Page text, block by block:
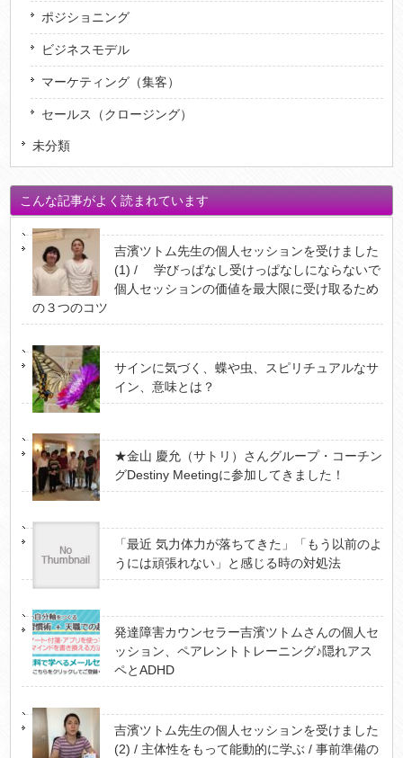
ポジショニング
ビジネスモデル
マーケティング（集客）
セールス（クロージング）
未分類
こんな記事がよく読まれています
吉濱ツトム先生の個人セッションを受けました
(1) / 学びっぱなし受けっぱなしにならないで
個人セッションの価値を最大限に受け取るため
の３つのコツ
サインに気づく、蝶や虫、スピリチュアルなサ
イン、意味とは？
★金山 慶允（サトリ）さんグループ・コーチン
グDestiny Meetingに参加してきました！
「最近 気力体力が落ちてきた」「もう以前のよ
うには頑張れない」と感じる時の対処法
発達障害カウンセラー吉濱ツトムさんの個人セ
ッション、ペアレントトレーニング♪隠れアス
ペとADHD
吉濱ツトム先生の個人セッションを受けました
(2) / 主体性をもって能動的に学ぶ / 事前準備の